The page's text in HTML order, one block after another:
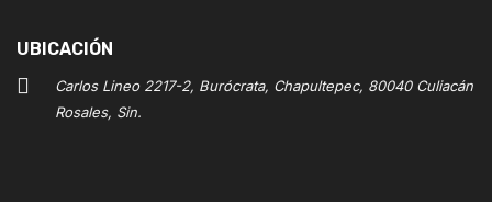
UBICACIÓN
Carlos Lineo 2217-2, Burócrata, Chapultepec, 80040 Culiacán
Rosales, Sin.